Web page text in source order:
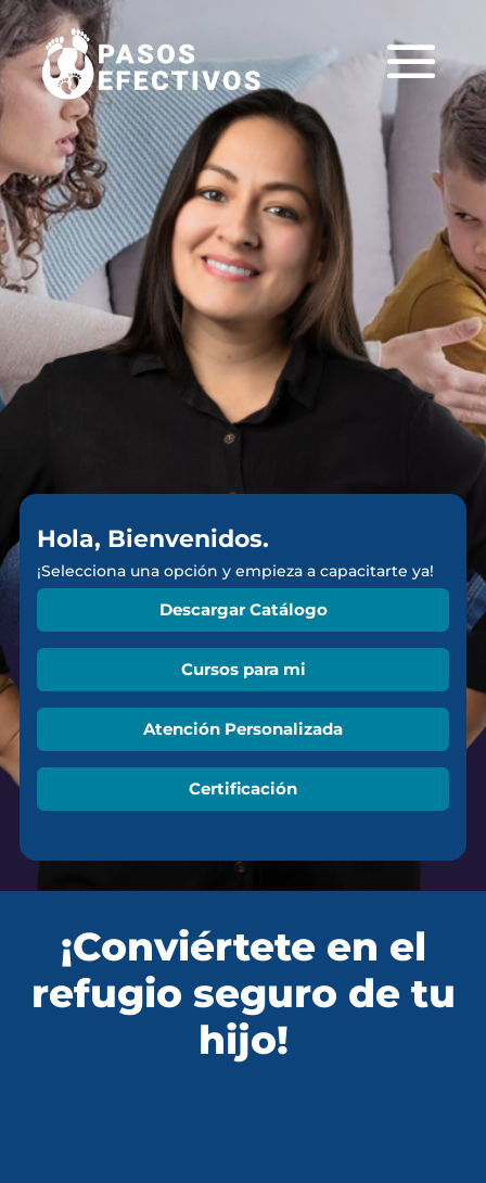
Hola, Bienvenidos.
¡Selecciona una opción y empieza a capacitarte ya!
Descargar Catálogo
Cursos para mi
Atención Personalizada
Certificación
¡Conviértete en el
refugio seguro de tu
hijo!